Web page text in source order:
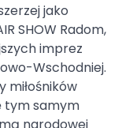
jako
SHOW Radom,
imprez
Wschodniej.
miłośników
tym samym
narodowej